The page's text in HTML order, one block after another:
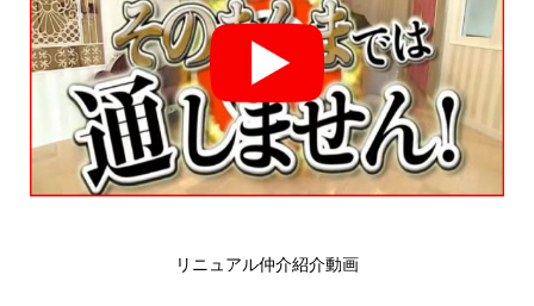
リニュアル仲介紹介動画